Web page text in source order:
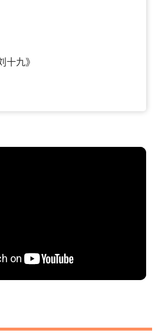
十九》